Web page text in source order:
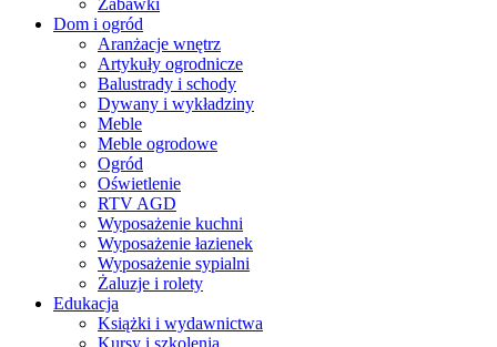
Dom i ogród
Aranżacje wnętrz
Artykuły ogrodnicze
Balustrady i schody
Dywany i wykładziny
Meble
Meble ogrodowe
Ogród
Oświetlenie
RTV AGD
Wyposażenie kuchni
Wyposażenie łazienek
Wyposażenie sypialni
Żaluzje i rolety
Edukacja
Książki i wydawnictwa
Kursy i szkolenia